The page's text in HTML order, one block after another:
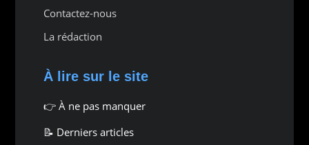
Contactez-nous
La rédaction
À lire sur le site
👉 À ne pas manquer
📝 Derniers articles